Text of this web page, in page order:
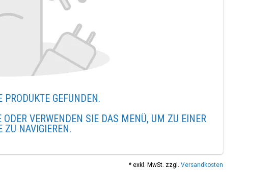
PRODUKTE GEFUNDEN.
VERWENDEN SIE DAS MENÜ, UM ZU EINER
ZU NAVIGIEREN.
* exkl. MwSt. zzgl. Versandkosten